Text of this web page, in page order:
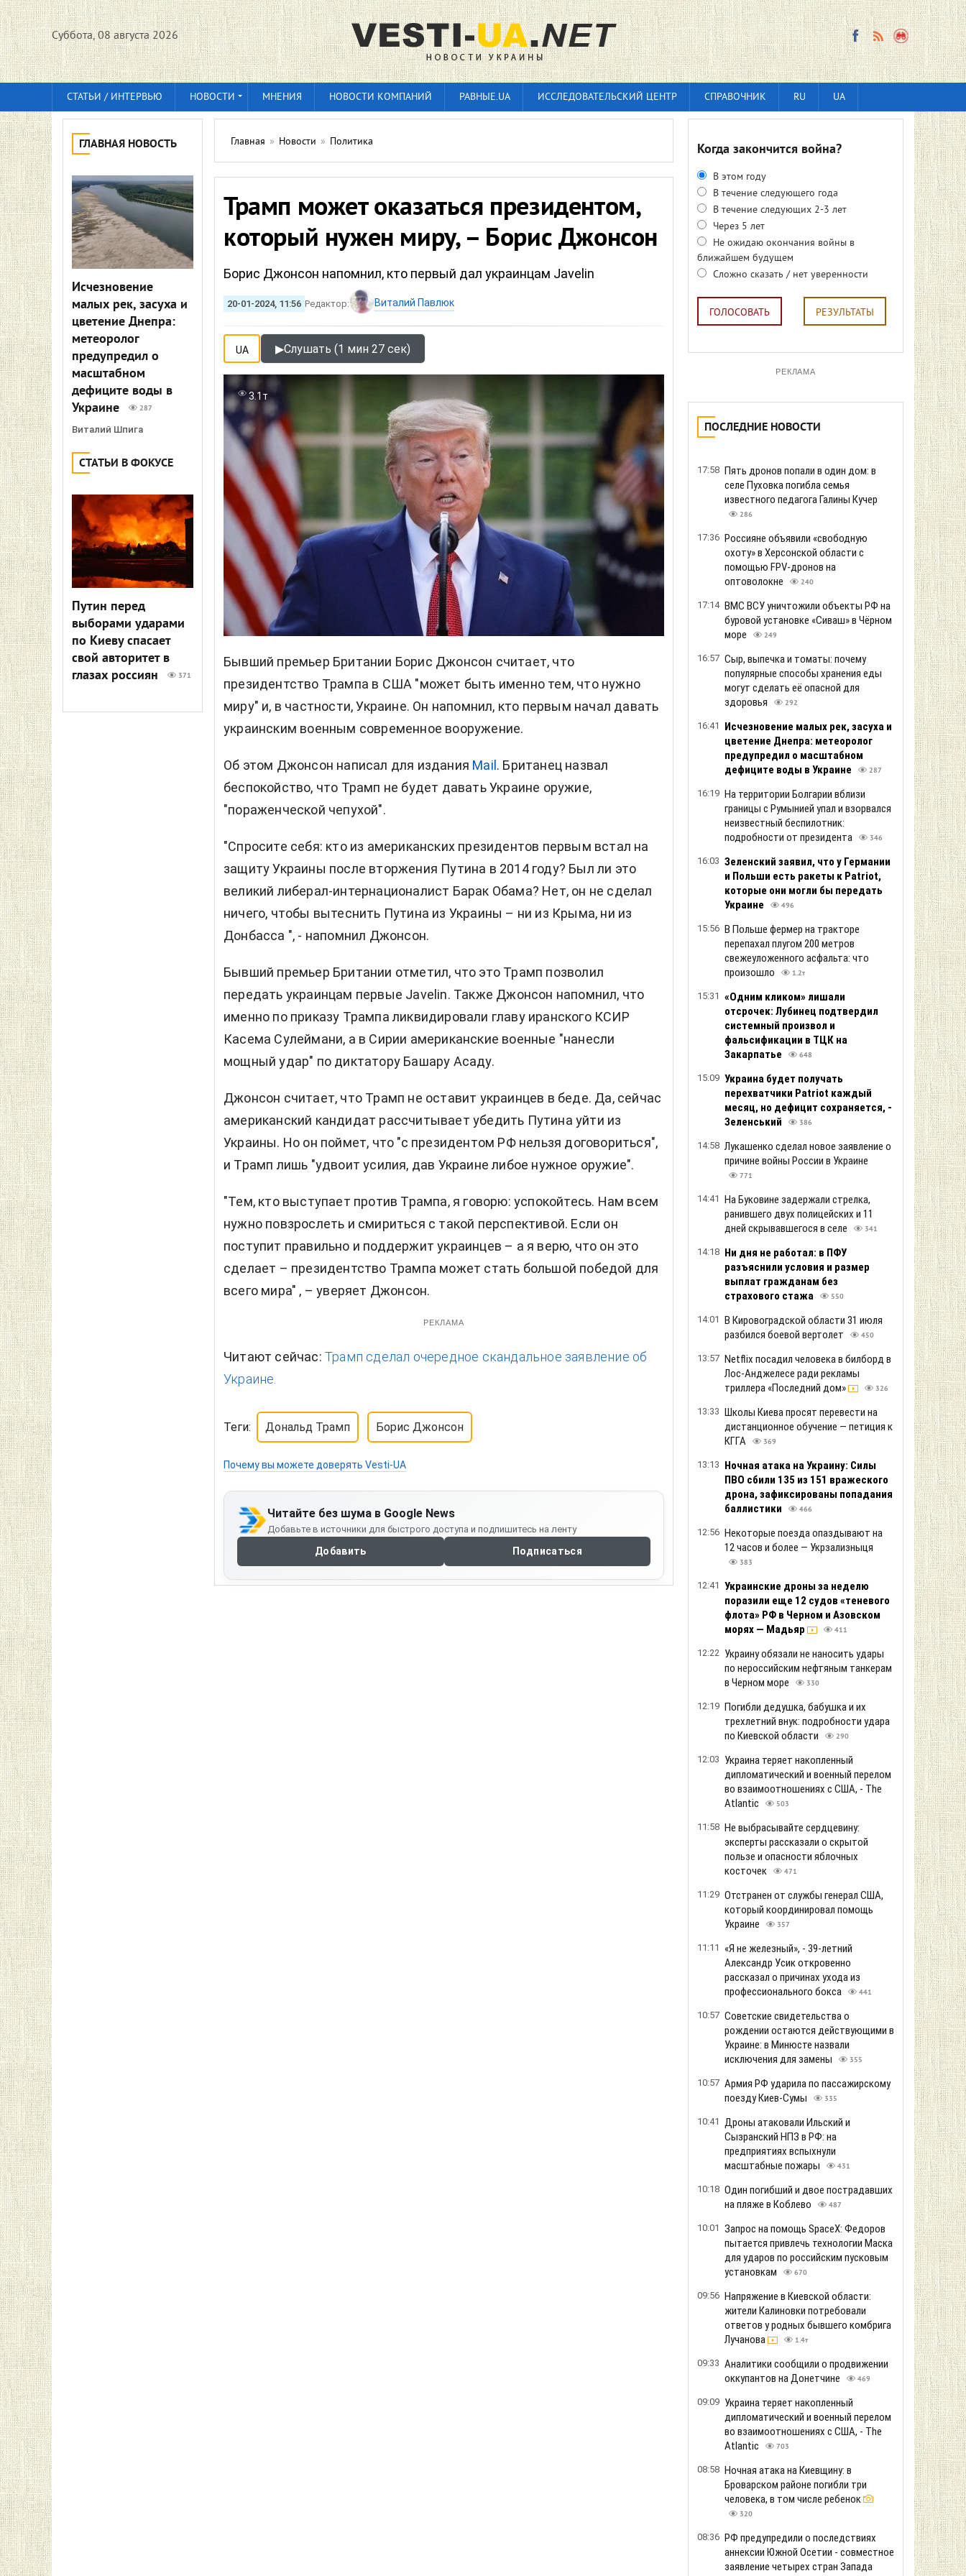
Суббота, 08 августа 2026
СТАТЬИ / ИНТЕРВЬЮ НОВОСТИ МНЕНИЯ НОВОСТИ КОМПАНИЙ РАВНЫЕ.UA ИССЛЕДОВАТЕЛЬСКИЙ ЦЕНТР СПРАВОЧНИК RU UA
ГЛАВНАЯ НОВОСТЬ
Исчезновение
малых рек, засуха и
цветение Днепра:
метеоролог
предупредил о
масштабном
дефиците воды в
Украине
287
Виталий Шпига
СТАТЬИ В ФОКУСЕ
Путин перед
выборами ударами
по Киеву спасает
свой авторитет в
глазах россиян
371
Главная » Новости » Политика
Трамп может оказаться президентом,
который нужен миру, – Борис Джонсон
Борис Джонсон напомнил, кто первый дал украинцам Javelin
20-01-2024, 11:56 Редактор: Виталий Павлюк
UA ▶Слушать (1 мин 27 сек)
3.1т
Бывший премьер Британии Борис Джонсон считает, что
президентство Трампа в США "может быть именно тем, что нужно
миру" и, в частности, Украине. Он напомнил, кто первым начал давать
украинским военным современное вооружение.
Об этом Джонсон написал для издания Mail. Британец назвал
беспокойство, что Трамп не будет давать Украине оружие,
"пораженческой чепухой".
"Спросите себя: кто из американских президентов первым встал на
защиту Украины после вторжения Путина в 2014 году? Был ли это
великий либерал-интернационалист Барак Обама? Нет, он не сделал
ничего, чтобы вытеснить Путина из Украины – ни из Крыма, ни из
Донбасса ", - напомнил Джонсон.
Бывший премьер Британии отметил, что это Трамп позволил
передать украинцам первые Javelin. Также Джонсон напомнил, что
именно по приказу Трампа ликвидировали главу иранского КСИР
Касема Сулеймани, а в Сирии американские военные "нанесли
мощный удар" по диктатору Башару Асаду.
Джонсон считает, что Трамп не оставит украинцев в беде. Да, сейчас
американский кандидат рассчитывает убедить Путина уйти из
Украины. Но он поймет, что "с президентом РФ нельзя договориться",
и Трамп лишь "удвоит усилия, дав Украине либое нужное оружие".
"Тем, кто выступает против Трампа, я говорю: успокойтесь. Нам всем
нужно повзрослеть и смириться с такой перспективой. Если он
поступит правильно и поддержит украинцев – а я верю, что он это
сделает – президентство Трампа может стать большой победой для
всего мира" , – уверяет Джонсон.
РЕКЛАМА
Читают сейчас: Трамп сделал очередное скандальное заявление об
Украине.
Теги: Дональд Трамп Борис Джонсон
Почему вы можете доверять Vesti-UA
Читайте без шума в Google News
Добавьте в источники для быстрого доступа и подпишитесь на ленту
Добавить Подписаться
Когда закончится война?
В этом году
В течение следующего года
В течение следующих 2-3 лет
Через 5 лет
Не ожидаю окончания войны в
ближайшем будущем
Сложно сказать / нет уверенности
ГОЛОСОВАТЬ РЕЗУЛЬТАТЫ
РЕКЛАМА
ПОСЛЕДНИЕ НОВОСТИ
17:58 Пять дронов попали в один дом: в
селе Пуховка погибла семья
известного педагога Галины Кучер
286
17:36 Россияне объявили «свободную
охоту» в Херсонской области с
помощью FPV-дронов на
оптоволокне
240
17:14 ВМС ВСУ уничтожили объекты РФ на
буровой установке «Сиваш» в Чёрном
море
249
16:57 Сыр, выпечка и томаты: почему
популярные способы хранения еды
могут сделать её опасной для
здоровья
292
16:41
Исчезновение малых рек, засуха и
цветение Днепра: метеоролог
предупредил о масштабном
дефиците воды в Украине
287
16:19 На территории Болгарии вблизи
границы с Румынией упал и взорвался
неизвестный беспилотник:
подробности от президента
346
16:03 Зеленский заяв ил, что у Германии
и Польши есть ракеты к Patriot,
которые они могли бы передать
Украине
496
15:56 В Польше фермер на тракторе
перепахал плугом 200 метров
свежеуложенного асфальта: что
произошло
1.2т
15:31 «Одним кликом» лишали
отсрочек: Лубинец подтвердил
системный произвол и
фальсификации в ТЦК на
Закарпатье
648
15:09 Украина будет получать
перехватчики Patriot каждый
месяц, но дефицит сохраняется, -
Зеленський
386
14:58 Лукашенко сделал новое заявление о
причине войны России в Украине
771
14:41 На Буковине задержали стрелка,
ранившего двух полицейских и 11
дней скрывавшегося в селе
341
14:18 Ни дня не работал: в ПФУ
разъяснили условия и размер
выплат гражданам без
страхового стажа
550
14:01 В Кировоградской области 31 июля
разбился боевой вертолет
450
13:57 Netflix посадил человека в билборд в
Лос-Анджелесе ради рекламы
триллера «Последний дом»
326
13:33 Школы Киева просят перевести на
дистанционное обучение — петиция к
КГГА
369
13:13 Ночная атака на Украину: Силы
ПВО сбили 135 из 151 вражеского
дрона, зафиксированы попадания
баллистики
466
12:56 Некоторые поезда опаздывают на
12 часов и более — Укрзализныця
383
12:41 Украинские дроны за неделю
поразили еще 12 судов «теневого
флота» РФ в Черном и Азовском
морях — Мадьяр
411
12:22 Украину обязали не наносить удары
по нероссийским нефтяным танкерам
в Черном море
330
12:19 Погибли дедушка, бабушка и их
трехлетний внук: подробности удара
по Киевской области
290
12:03 Украина теряет накопленный
дипломатический и военный перелом
во взаимоотношениях с США, - The
Atlantic
503
11:58 Не выбрасывайте сердцевину:
эксперты рассказали о скрытой
пользе и опасности яблочных
косточек
471
11:29 Отстранен от службы генерал США,
который координировал помощь
Украине
357
11:11
«Я не железный», - 39-летний
Александр Усик откровенно
рассказал о причинах ухода из
профессионального бокса
441
10:57 Советские свидетельства о
рождении остаются действующими в
Украине: в Минюсте назвали
исключения для замены
355
10:57 Армия РФ ударила по пассажирскому
поезду Киев-Сумы
335
10:41 Дроны атаковали Ильский и
Сызранский НПЗ в РФ: на
предприятиях вспыхнули
масштабные пожары
431
10:18 Один погибший и двое пострадавших
на пляже в Коблево
487
10:01 Запрос на помощь SpaceX: Федоров
пытается привлечь технологии Маска
для ударов по российским пусковым
установкам
670
09:56 Напряжение в Киевской области:
жители Калиновки потребовали
ответов у родных бывшего комбрига
Лучанова
1.4т
09:33 Аналитики сообщили о продвижении
оккупантов на Донетчине
469
09:09 Украина теряет накопленный
дипломатический и военный перелом
во взаимоотношениях с США, - The
Atlantic
703
08:58 Ночная атака на Киевщину: в
Броварском районе погибли три
человека, в том числе ребенок
320
08:36 РФ предупредили о последствиях
аннексии Южной Осетии - совместное
заявление четырех стран Запада